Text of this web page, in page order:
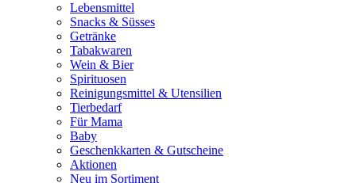
Lebensmittel
Snacks & Süsses
Getränke
Tabakwaren
Wein & Bier
Spirituosen
Reinigungsmittel & Utensilien
Tierbedarf
Für Mama
Baby
Geschenkkarten & Gutscheine
Aktionen
Neu im Sortiment